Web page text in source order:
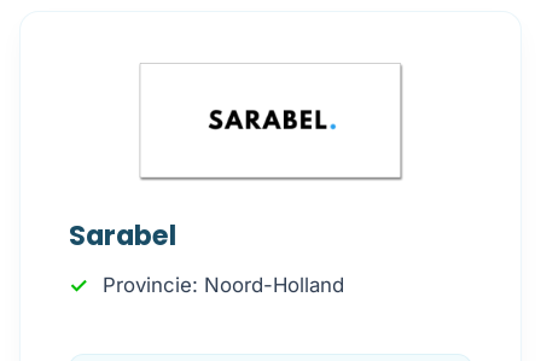
Sarabel
Provincie: Noord-Holland